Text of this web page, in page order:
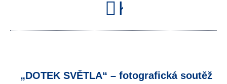
Kalendář
„DOTEK SVĚTLA“ – fotografická soutěž